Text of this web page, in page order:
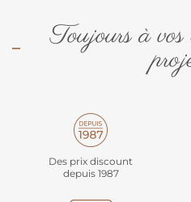
Toujours à vos
Des prix discount
depuis 1987